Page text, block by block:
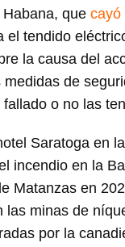
como favorito,
cuenta de
que cayó
el tendido
la causa del
de
o no las
Saratoga en
incendio en la
Matanzas en
las minas de
por la